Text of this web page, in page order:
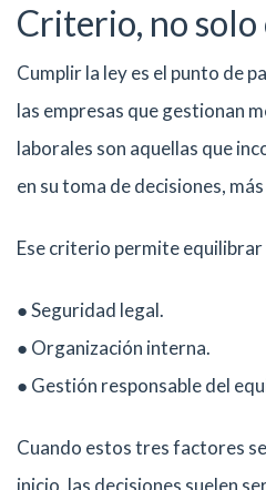
Criterio, no
Cumplir la ley es el punto de
las empresas que gestionan
laborales son aquellas que
en su toma de decisiones,
Ese criterio permite
● Seguridad legal.
● Organización interna.
● Gestión responsable del
Cuando estos tres factores
inicio, las decisiones suelen